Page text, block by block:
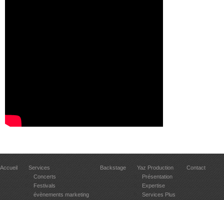
Accueil
Services
Concerts
Festivals
évènements marketing
Backstage
Yaz Production
Présentation
Expertise
Services Plus
Contact